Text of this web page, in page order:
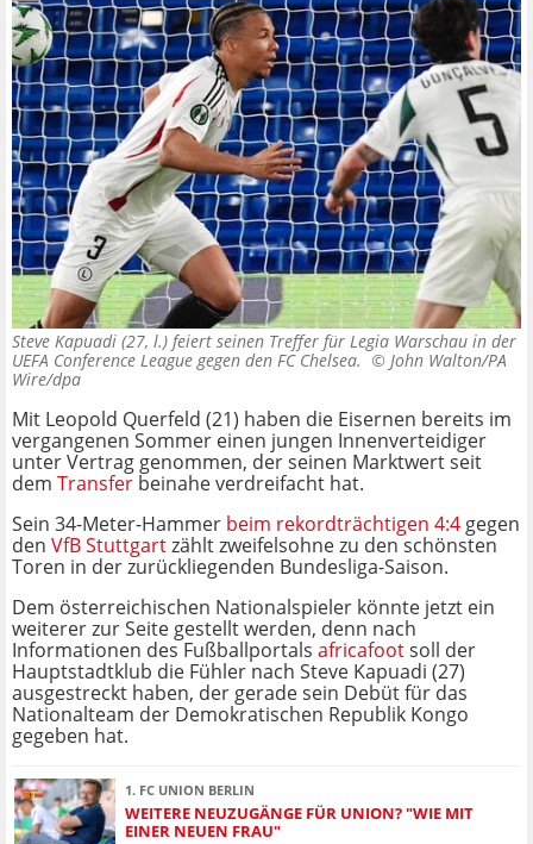
Steve Kapuadi (27, l.) feiert seinen Treffer für Legia Warschau in der
UEFA Conference League gegen den FC Chelsea. © John Walton/PA
Wire/dpa
Mit Leopold Querfeld (21) haben die Eisernen bereits im
vergangenen Sommer einen jungen Innenverteidiger
unter Vertrag genommen, der seinen Marktwert seit
dem Transfer beinahe verdreifacht hat.
Sein 34-Meter-Hammer beim rekordträchtigen 4:4 gegen
den VfB Stuttgartzählt zweifelsohne zu den schönsten
Toren in der zurückliegenden Bundesliga-Saison.
Dem österreichischen Nationalspieler könnte jetzt ein
weiterer zur Seite gestellt werden, denn nach
Informationen des Fußballportals africafootsoll der
Hauptstadtklub die Fühler nach Steve Kapuadi (27)
ausgestreckt haben, der gerade sein Debüt für das
Nationalteam der Demokratischen Republik Kongo
gegeben hat.
1. FC UNION BERLIN
WEITERE NEUZUGÄNGE FÜR UNION? "WIE MIT
EINER NEUEN FRAU"